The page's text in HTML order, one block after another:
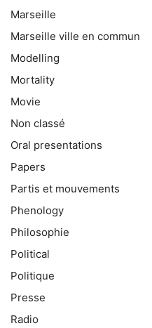
Marseille
Marseille ville en commun
Modelling
Mortality
Movie
Non classé
Oral presentations
Papers
Partis et mouvements
Phenology
Philosophie
Political
Politique
Presse
Radio